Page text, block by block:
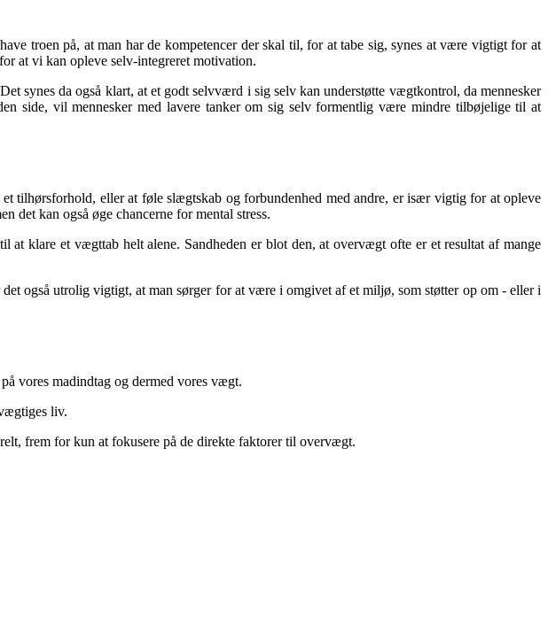
troen på, at man har de kompetencer der skal til, for at tabe sig, synes at være vigtigt for at
at vi kan opleve selv-integreret motivation.
synes da også klart, at et godt selvværd i sig selv kan understøtte vægtkontrol, da mennesker
side, vil mennesker med lavere tanker om sig selv formentlig være mindre tilbøjelige til at
tilhørsforhold, eller at føle slægtskab og forbundenhed med andre, er især vigtig for at opleve
det kan også øge chancerne for mental stress.
klare et vægttab helt alene. Sandheden er blot den, at overvægt ofte er et resultat af mange
også utrolig vigtigt, at man sørger for at være i omgivet af et miljø, som støtter op om - eller i
vores madindtag og dermed vores vægt.
liv.
frem for kun at fokusere på de direkte faktorer til overvægt.